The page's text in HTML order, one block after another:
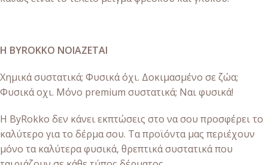
H BYROKKO ΝΟΙΑΖΕΤΑΙ
Χημικά συστατικά; Φυσικά όχι. Δοκιμασμένο σε ζώα;
Φυσικά οχι. Μόνο premium συστατικά; Ναι φυσικά!
Η ByRokko δεν κάνει εκπτώσεις στο να σου προσφέρει το
καλύτερο για το δέρμα σου. Τα προϊόντα μας περιέχουν
μόνο τα καλύτερα φυσικά, θρεπτικά συστατικά που